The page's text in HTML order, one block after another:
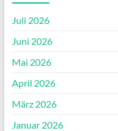
Juli 2026
Juni 2026
Mai 2026
April 2026
März 2026
Januar 2026